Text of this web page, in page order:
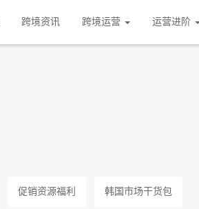
跨境资讯 跨境运营 运营进阶
促销资源福利 韩国市场干货包